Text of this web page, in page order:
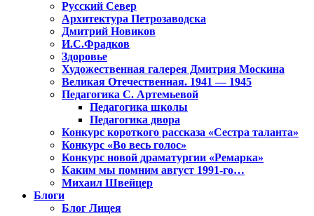
Русский Север
Архитектура Петрозаводска
Дмитрий Новиков
И.С.Фрадков
Здоровье
Художественная галерея Дмитрия Москина
Великая Отечественная. 1941 — 1945
Педагогика С. Артемьевой
Педагогика школы
Педагогика двора
Конкурс короткого рассказа «Сестра таланта»
Конкурс «Во весь голос»
Конкурс новой драматургии «Ремарка»
Каким мы помним август 1991-го…
Михаил Швейцер
Блоги
Блог Лицея